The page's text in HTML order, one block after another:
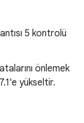
5 kontrolü
önlemek
yükseltir.